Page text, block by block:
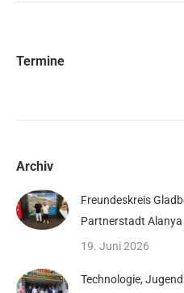
Termine
Archiv
Freundeskreis
Partnerstadt Alanya
19. Juni 2026
Technologie,